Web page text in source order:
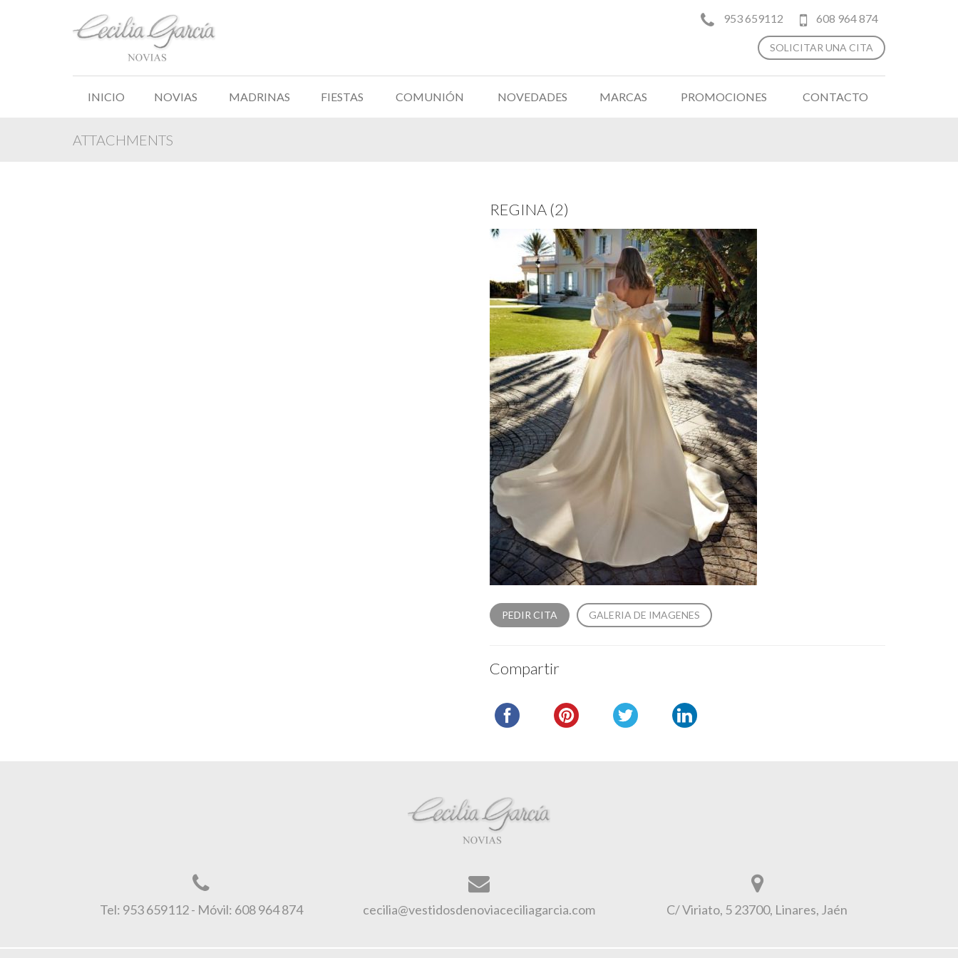
953 659112 608 964 874
SOLICITAR UNA CITA
INICIO NOVIAS MADRINAS FIESTAS COMUNIÓN NOVEDADES MARCAS PROMOCIONES CONTACTO
ATTACHMENTS
REGINA (2)
PEDIR CITA GALERIA DE IMAGENES
Compartir
Tel: 953 659112 - Móvil: 608 964 874 cecilia@vestidosdenoviaceciliagarcia.com C/ Viriato, 5 23700, Linares, Jaén